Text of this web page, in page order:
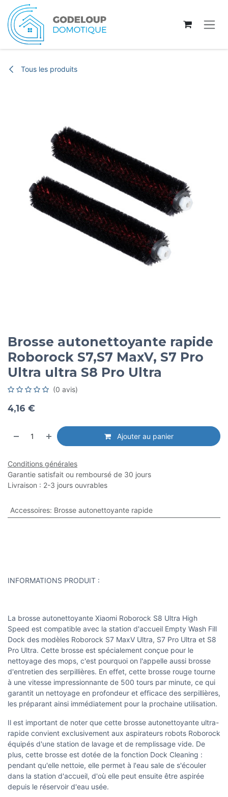
Se rendre au contenu
Tous les produits
Brosse autonettoyante rapide
Roborock S7,S7 MaxV, S7 Pro
Ultra ultra S8 Pro Ultra
(0 avis)
4,16 €
Ajouter au panier
Conditions générales
Garantie satisfait ou remboursé de 30 jours
Livraison : 2-3 jours ouvrables
Accessoires: Brosse autonettoyante rapide
INFORMATIONS PRODUIT :
La brosse autonettoyante Xiaomi Roborock S8 Ultra High
Speed est compatible avec la station d'accueil Empty Wash Fill
Dock des modèles Roborock S7 MaxV Ultra, S7 Pro Ultra et S8
Pro Ultra. Cette brosse est spécialement conçue pour le
nettoyage des mops, c'est pourquoi on l'appelle aussi brosse
d'entretien des serpillières. En effet, cette brosse rouge tourne
à une vitesse impressionnante de 500 tours par minute, ce qui
garantit un nettoyage en profondeur et efficace des serpillières,
les préparant ainsi immédiatement pour la prochaine utilisation.
Il est important de noter que cette brosse autonettoyante ultra-
rapide convient exclusivement aux aspirateurs robots Roborock
équipés d'une station de lavage et de remplissage vide. De
plus, cette brosse est dotée de la fonction Dock Cleaning :
pendant qu'elle nettoie, elle permet à l'eau sale de s'écouler
dans la station d'accueil, d'où elle peut ensuite être aspirée
depuis le réservoir d'eau usée.